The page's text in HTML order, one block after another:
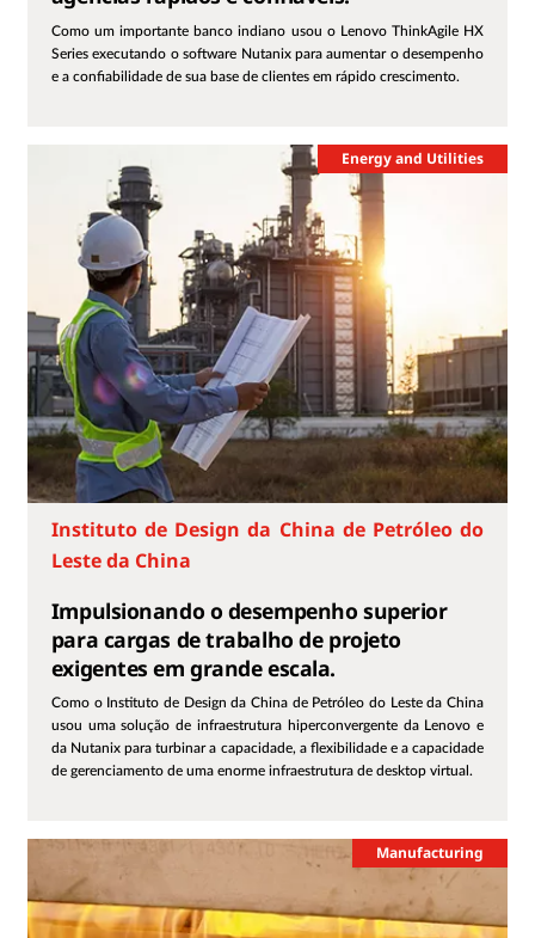
Como um importante banco indiano usou o Lenovo ThinkAgile HX
Series executando o software Nutanix para aumentar o desempenho
e a confiabilidade de sua base de clientes em rápido crescimento.
Energy and Utilities
Instituto de Design da China de Petróleo do
Leste da China
Impulsionando o desempenho superior
para cargas de trabalho de projeto
exigentes em grande escala.
Como o Instituto de Design da China de Petróleo do Leste da China
usou uma solução de infraestrutura hiperconvergente da Lenovo e
da Nutanix para turbinar a capacidade, a flexibilidade e a capacidade
de gerenciamento de uma enorme infraestrutura de desktop virtual.
Manufacturing